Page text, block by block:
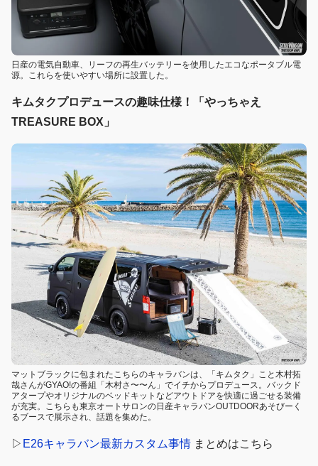
日産の電気自動車、リーフの再生バッテリーを使用したエコなポータブル電
源。これらを使いやすい場所に設置した。
キムタクプロデュースの趣味仕様！「やっちゃえ
TREASURE BOX」
マットブラックに包まれたこちらのキャラバンは、「キムタク」こと木村拓
哉さんがGYAO!の番組「木村さ〜〜ん」でイチからプロデュース。バックド
アタープやオリジナルのベッドキットなどアウトドアを快適に過ごせる装備
が充実。こちらも東京オートサロンの日産キャラバンOUTDOORあそびーく
るブースで展示され、話題を集めた。
▷ E26キャラバン最新カスタム事情 まとめはこちら